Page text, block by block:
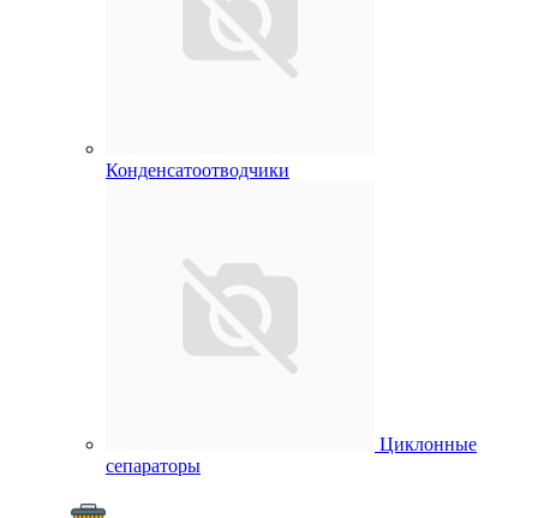
Конденсатоотводчики
Циклонные
сепараторы